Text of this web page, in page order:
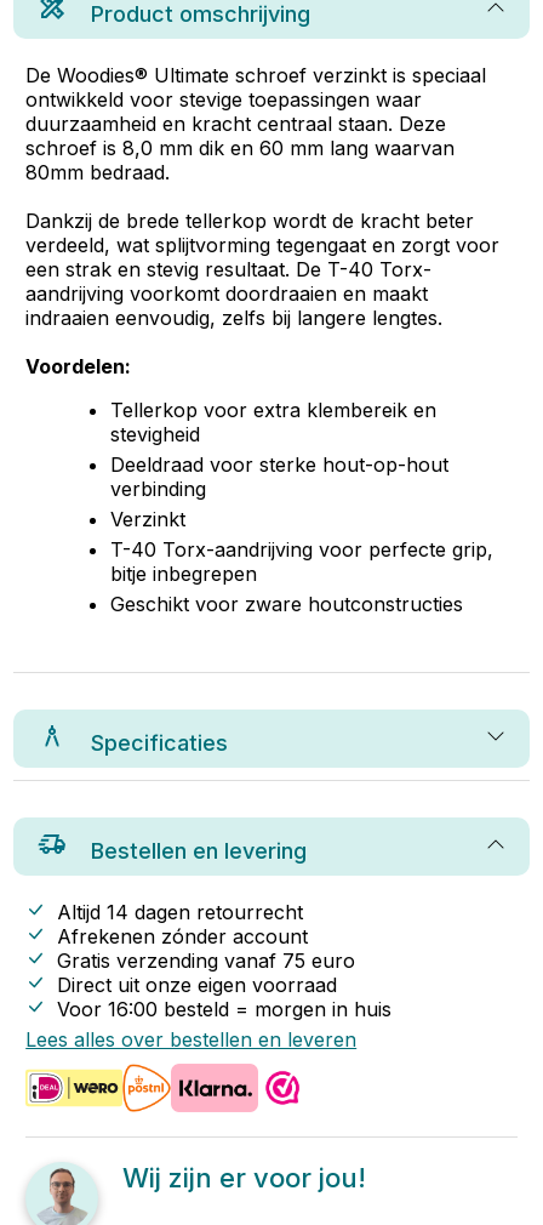
Product omschrijving
De Woodies® Ultimate schroef verzinkt is speciaal
ontwikkeld voor stevige toepassingen waar
duurzaamheid en kracht centraal staan. Deze
schroef is 8,0 mm dik en 60 mm lang waarvan
80mm bedraad.
Dankzij de brede tellerkop wordt de kracht beter
verdeeld, wat splijtvorming tegengaat en zorgt voor
een strak en stevig resultaat. De T-40 Torx-
aandrijving voorkomt doordraaien en maakt
indraaien eenvoudig, zelfs bij langere lengtes.
Voordelen:
Tellerkop voor extra klembereik en
stevigheid
Deeldraad voor sterke hout-op-hout
verbinding
Verzinkt
T-40 Torx-aandrijving voor perfecte grip,
bitje inbegrepen
Geschikt voor zware houtconstructies
Specificaties
Bestellen en levering
Altijd 14 dagen retourrecht
Afrekenen zónder account
Gratis verzending vanaf 75 euro
Direct uit onze eigen voorraad
Voor 16:00 besteld = morgen in huis
Lees alles over bestellen en leveren
Wij zijn er voor jou!